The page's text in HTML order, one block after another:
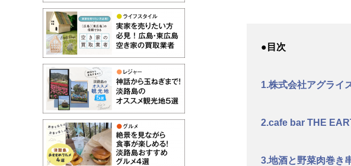
●目次
1.株式会社アグライ
2.cafe bar THE
3.地酒と野菜肉巻き